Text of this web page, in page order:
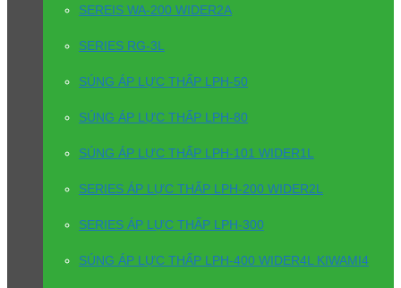
SEREIS WA-200 WIDER2A
SERIES RG-3L
SÚNG ÁP LỰC THẤP LPH-50
SÚNG ÁP LỰC THẤP LPH-80
SÚNG ÁP LỰC THẤP LPH-101 WIDER1L
SERIES ÁP LỰC THẤP LPH-200 WIDER2L
SERIES ÁP LỰC THẤP LPH-300
SÚNG ÁP LỰC THẤP LPH-400 WIDER4L KIWAMI4